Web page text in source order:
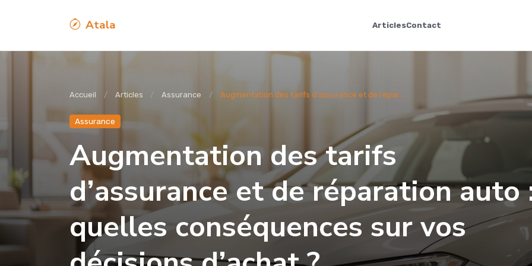
Atala ArticlesContact
Accueil Articles Assurance Augmentation des tarifs d’assurance et de répar...
Assurance
Augmentation des tarifs
d’assurance et de réparation auto
quelles conséquences sur vos